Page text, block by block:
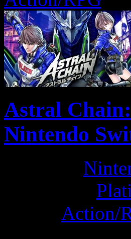
Astral
Nintendo
Action/